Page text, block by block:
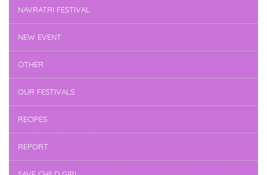
NAVRATRI FESTIVAL
NEW EVENT
OTHER
OUR FESTIVALS
RECIPES
REPORT